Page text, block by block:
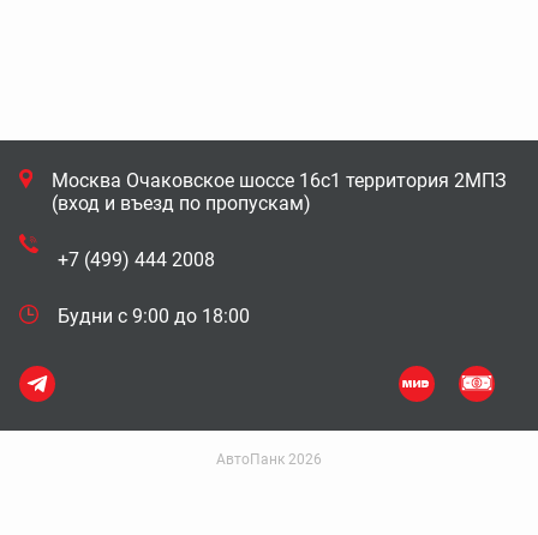
Москва Очаковское шоссе 16с1 территория 2МПЗ
(вход и въезд по пропускам)
+7 (499) 444 2008
Будни с 9:00 до 18:00
АвтоПанк 2026